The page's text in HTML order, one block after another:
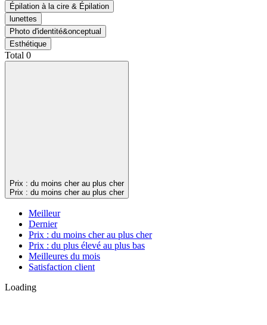
Épilation à la cire & Épilation
lunettes
Photo d'identité&onceptual
Esthétique
Total 0
Prix : du moins cher au plus cher
Prix : du moins cher au plus cher
Meilleur
Dernier
Prix : du moins cher au plus cher
Prix : du plus élevé au plus bas
Meilleures du mois
Satisfaction client
Loading